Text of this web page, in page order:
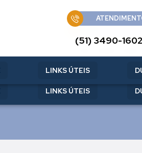
LINKS ÚTEIS
(51) 3490-1602
LINKS ÚTEIS